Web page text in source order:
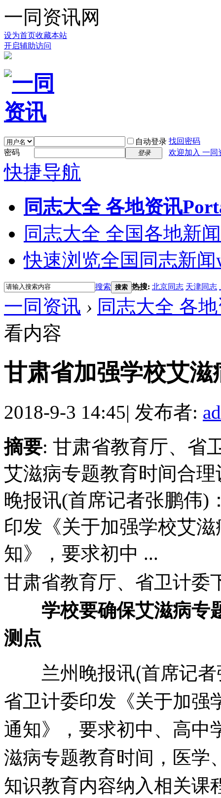
一同资讯网
设为首页收藏本站
开启辅助访问
自动登录 找回密码
密码
登录 欢迎加入 一同
快捷导航
同志大全 各地资讯
同志大全 全国各地新闻
快速浏览全国同志新闻
搜索 搜索 热搜: 北京同志 天津同志
一同资讯 › 同志大全 各
看内容
甘肃省加强学校艾
2018-9-3 14:45| 发布者:
摘要: 甘肃省教育厅、
艾滋病专题教育时间合
晚报讯(首席记者张鹏伟)
印发《关于加强学校艾
知》，要求初中 ...
甘肃省教育厅、省卫计委
学校要确保艾滋病专
测点
兰州晚报讯(首席记者
省卫计委印发《关于加强
通知》，要求初中、高中
滋病专题教育时间，医学
知识教育内容纳入相关课